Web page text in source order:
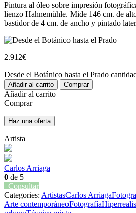
Pintura al óleo sobre impresión
lienzo Hahnemühle. Mide 146 cm. de
bastidor de 4 cm. de ancho y pintado
2.912€
Desde el Botánico hasta el Prado
Añadir al carrito Comprar
Añadir al carrito
Comprar
Haz una oferta
Artista
Carlos Arriaga
0 de 5
Consultar
Categories: ArtistasCarlos Arriaga
Arte contemporáneoFotografía